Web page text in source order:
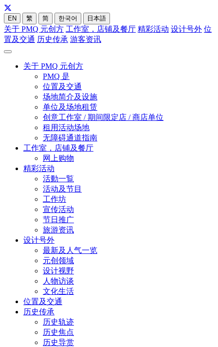
EN 繁 简 한국어 日本語
关于 PMQ 元创方 工作室，店铺及餐厅 精彩活动 设计号外 位
置及交通 历史传承 游客资讯
关于 PMQ 元创方
PMQ 是
位置及交通
场地简介及设施
单位及场地租赁
创意工作室 / 期间限定店 / 商店单位
租用活动场地
无障碍通道指南
工作室，店铺及餐厅
网上购物
精彩活动
活動一覧
活动及节目
工作坊
宣传活动
节日推广
旅游资讯
设计号外
最新及人气一览
元创领域
设计视野
人物访谈
文化生活
位置及交通
历史传承
历史轨迹
历史焦点
历史导赏